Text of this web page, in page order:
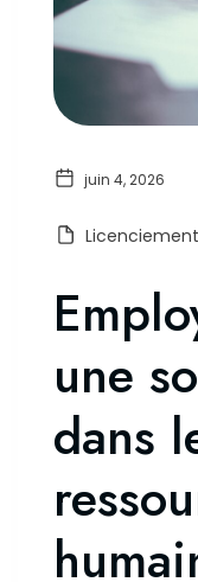
juin 4, 2026
Licenciement
une
dans